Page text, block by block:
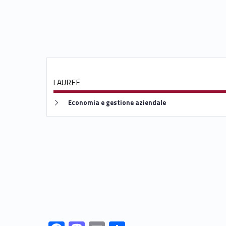
LAUREE
Link identifier #identifier__76739-3 Economia e gestione aziendale
Link identifier #identifier__64749-7 Link identifier #identifier__101506-8 Link identifier #identifier__138369-9 Link identifier #identifier__189006-10